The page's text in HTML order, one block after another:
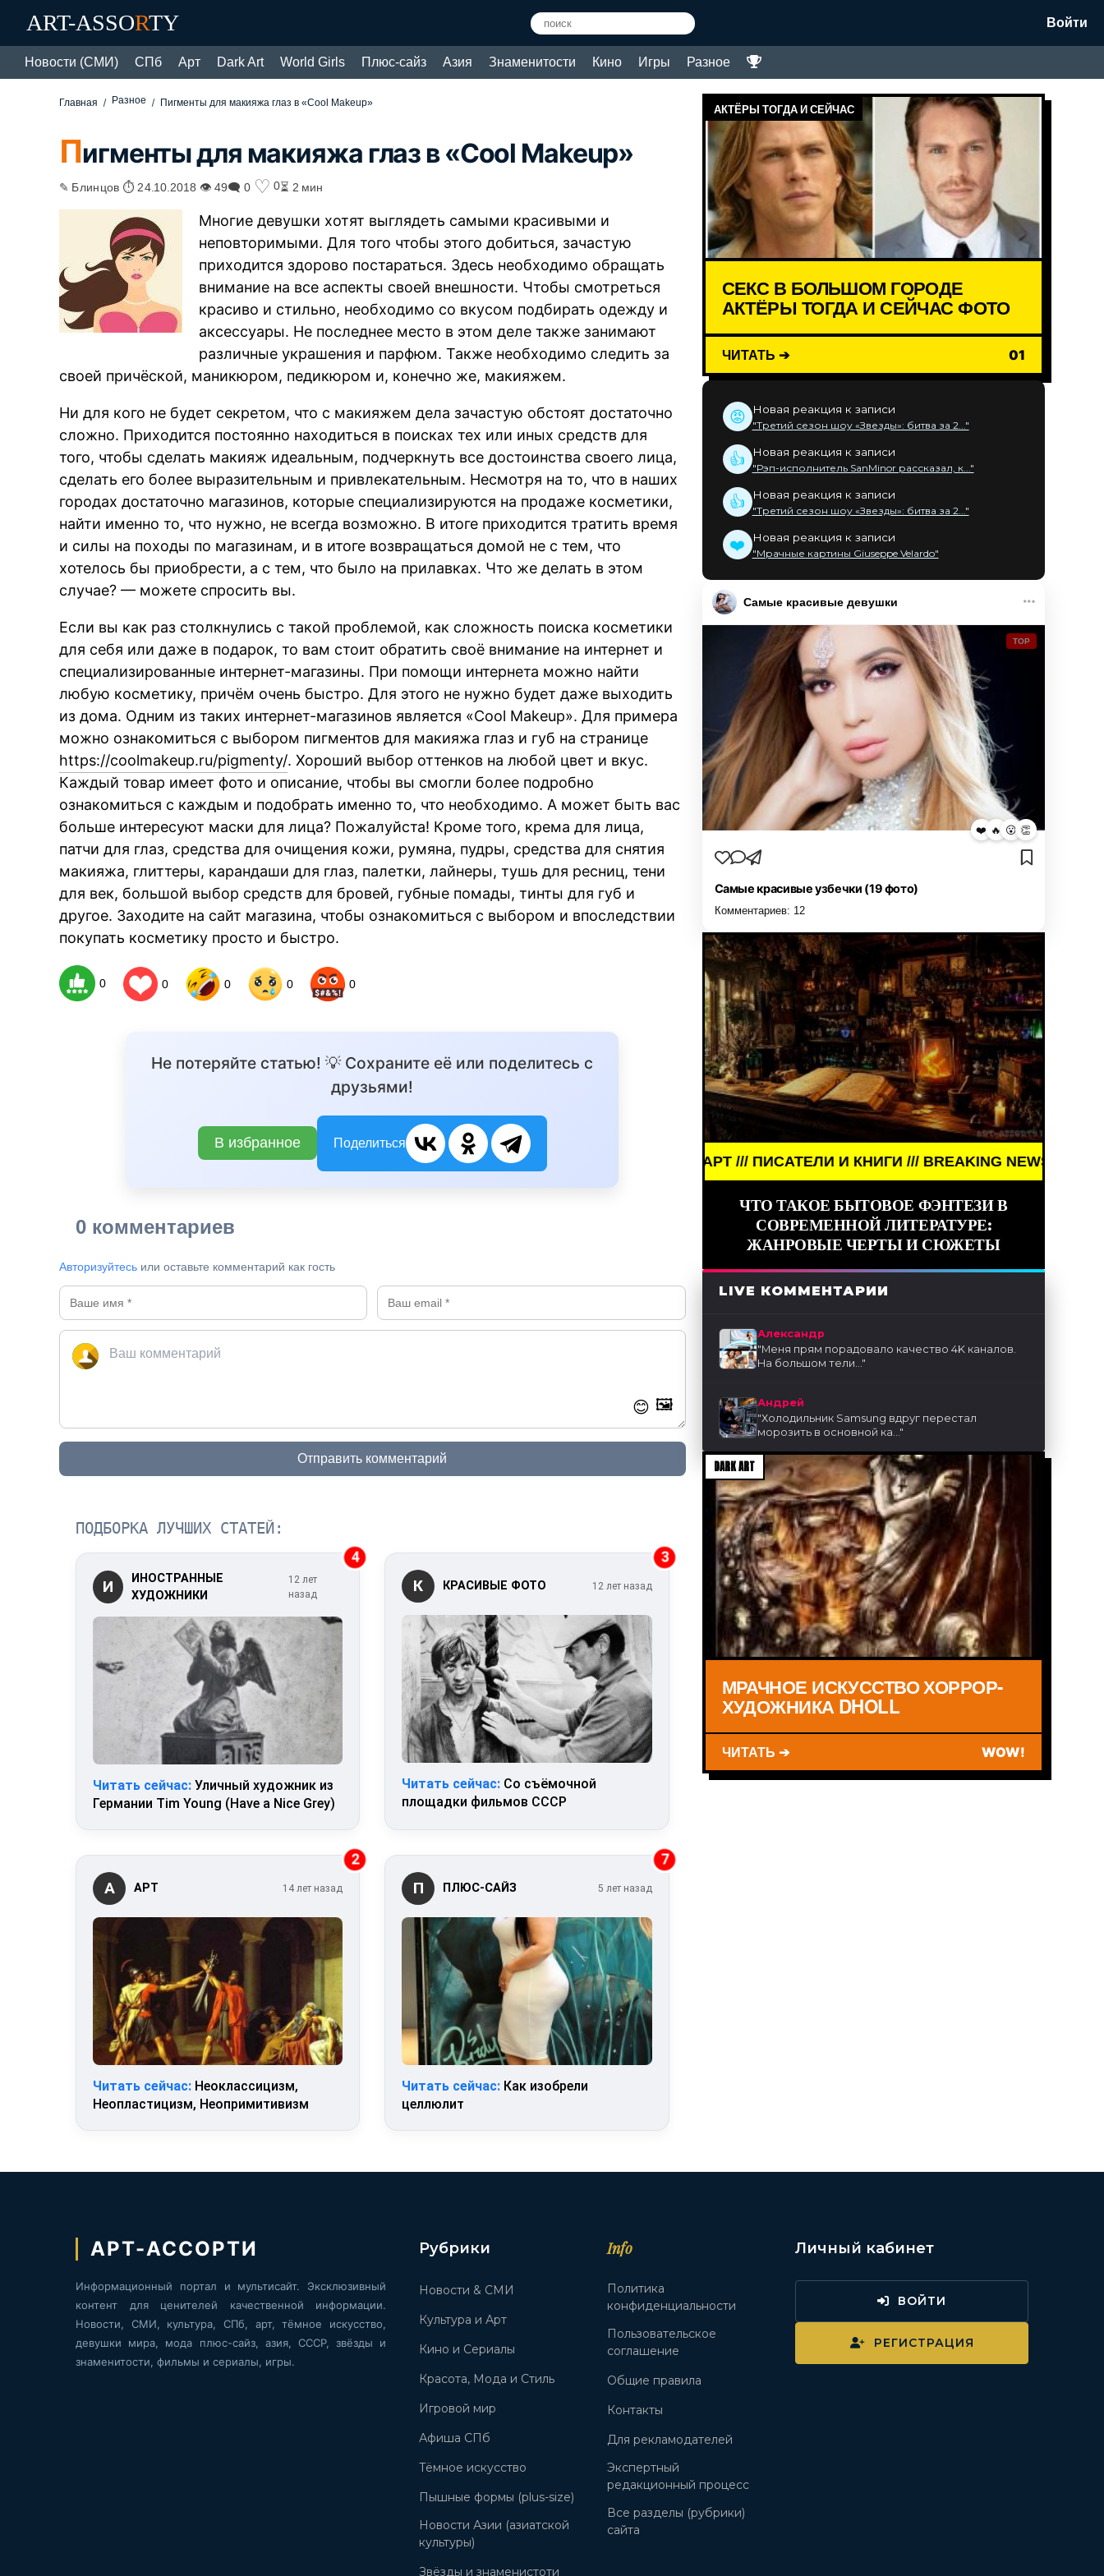
ART-ASSORTY Войти
Новости (СМИ) СПб Арт Dark Art World Girls Плюс-сайз Азия Знаменитости Кино Игры Разное
Главная Разное Пигменты для макияжа глаз в «Cool Makeup»
Пигменты для макияжа глаз в «Cool Makeup»
✎ Блинцов ⏱ 24.10.2018 👁 49🗨 0 ♡ 0⏳ 2 мин
Многие девушки хотят выглядеть самыми красивыми и
неповторимыми. Для того чтобы этого добиться, зачастую
приходится здорово постараться. Здесь необходимо обращать
внимание на все аспекты своей внешности. Чтобы смотреться
красиво и стильно, необходимо со вкусом подбирать одежду и
аксессуары. Не последнее место в этом деле также занимают
различные украшения и парфюм. Также необходимо следить за
своей причёской, маникюром, педикюром и, конечно же, макияжем.
Ни для кого не будет секретом, что с макияжем дела зачастую обстоят достаточно
сложно. Приходится постоянно находиться в поисках тех или иных средств для
того, чтобы сделать макияж идеальным, подчеркнуть все достоинства своего лица,
сделать его более выразительным и привлекательным. Несмотря на то, что в наших
городах достаточно магазинов, которые специализируются на продаже косметики,
найти именно то, что нужно, не всегда возможно. В итоге приходится тратить время
и силы на походы по магазинам, и в итоге возвращаться домой не с тем, что
хотелось бы приобрести, а с тем, что было на прилавках. Что же делать в этом
случае? — можете спросить вы.
Если вы как раз столкнулись с такой проблемой, как сложность поиска косметики
для себя или даже в подарок, то вам стоит обратить своё внимание на интернет и
специализированные интернет-магазины. При помощи интернета можно найти
любую косметику, причём очень быстро. Для этого не нужно будет даже выходить
из дома. Одним из таких интернет-магазинов является «Cool Makeup». Для примера
можно ознакомиться с выбором пигментов для макияжа глаз и губ на странице
https://coolmakeup.ru/pigmenty/. Хороший выбор оттенков на любой цвет и вкус.
Каждый товар имеет фото и описание, чтобы вы смогли более подробно
ознакомиться с каждым и подобрать именно то, что необходимо. А может быть вас
больше интересуют маски для лица? Пожалуйста! Кроме того, крема для лица,
патчи для глаз, средства для очищения кожи, румяна, пудры, средства для снятия
макияжа, глиттеры, карандаши для глаз, палетки, лайнеры, тушь для ресниц, тени
для век, большой выбор средств для бровей, губные помады, тинты для губ и
другое. Заходите на сайт магазина, чтобы ознакомиться с выбором и впоследствии
покупать косметику просто и быстро.
0 0 0 0 0
Не потеряйте статью! 💡 Сохраните её или поделитесь с
друзьями!
В избранное Поделиться
0 комментариев
Авторизуйтесь или оставьте комментарий как гость
😊 🖼️
Отправить комментарий
ПОДБОРКА ЛУЧШИХ СТАТЕЙ:
4
И
ИНОСТРАННЫЕ
ХУДОЖНИКИ
12 лет
назад
Читать сейчас: Уличный художник из
Германии Tim Young (Have a Nice Grey)
3
К КРАСИВЫЕ ФОТО 12 лет назад
Читать сейчас: Со съёмочной
площадки фильмов СССР
2
А АРТ 14 лет назад
Читать сейчас: Неоклассицизм,
Неопластицизм, Неопримитивизм
7
П ПЛЮС-САЙЗ 5 лет назад
Читать сейчас: Как изобрели
целлюлит
АКТЁРЫ ТОГДА И СЕЙЧАС
СЕКС В БОЛЬШОМ ГОРОДЕ
АКТЁРЫ ТОГДА И СЕЙЧАС ФОТО
ЧИТАТЬ ➔ 01
😡 Новая реакция к записи
"Третий сезон шоу «Звезды»: битва за 2..."
👍 Новая реакция к записи
"Рэп-исполнитель SanMinor рассказал, к..."
👍 Новая реакция к записи
"Третий сезон шоу «Звезды»: битва за 2..."
❤️ Новая реакция к записи
"Мрачные картины Giuseppe Velardo"
Самые красивые девушки
TOP
❤️ 🔥 😮 👏
Самые красивые узбечки (19 фото)
Комментариев: 12
BREAKING NEWS /// АРТ /// ПИСАТЕЛИ И КНИГИ /// BREAKING NEWS /// АРТ ///
ЧТО ТАКОЕ БЫТОВОЕ ФЭНТЕЗИ В
СОВРЕМЕННОЙ ЛИТЕРАТУРЕ:
ЖАНРОВЫЕ ЧЕРТЫ И СЮЖЕТЫ
LIVE КОММЕНТАРИИ
Александр
"Меня прям порадовало качество 4K каналов.
На большом тели..."
Андрей
"Холодильник Samsung вдруг перестал
морозить в основной ка..."
DARK ART
МРАЧНОЕ ИСКУССТВО ХОРРОР-
ХУДОЖНИКА DHOLL
ЧИТАТЬ ➔ WOW!
АРТ-АССОРТИ
Информационный портал и мультисайт. Эксклюзивный
контент для ценителей качественной информации.
Новости, СМИ, культура, СПб, арт, тёмное искусство,
девушки мира, мода плюс-сайз, азия, СССР, звёзды и
знаменитости, фильмы и сериалы, игры.
Рубрики
Новости & СМИ
Культура и Арт
Кино и Сериалы
Красота, Мода и Стиль
Игровой мир
Афиша СПб
Тёмное искусство
Пышные формы (plus-size)
Новости Азии (азиатской
культуры)
Звёзды и знаменистоти
Info
Политика
конфиденциальности
Пользовательское
соглашение
Общие правила
Контакты
Для рекламодателей
Экспертный
редакционный процесс
Все разделы (рубрики)
сайта
Личный кабинет
ВОЙТИ
РЕГИСТРАЦИЯ